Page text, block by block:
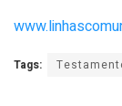
Tags: